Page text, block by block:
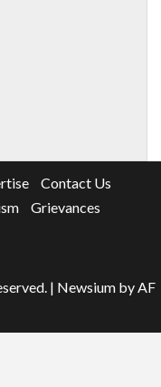
Contact Us
Grievances
| Newsiumby AF